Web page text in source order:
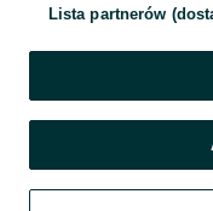
Lista partnerów